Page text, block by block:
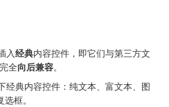
入经典内容控件，即它们与第三方文
全向后兼容。
经典内容控件：纯文本、富文本、图
框。